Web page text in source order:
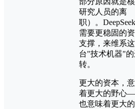
研究人员的离
职）。DeepSeek
需要更稳固的
支撑，来维系这
台"技术机器"的
转。
更大的资本，
着更大的野心
也意味着更大